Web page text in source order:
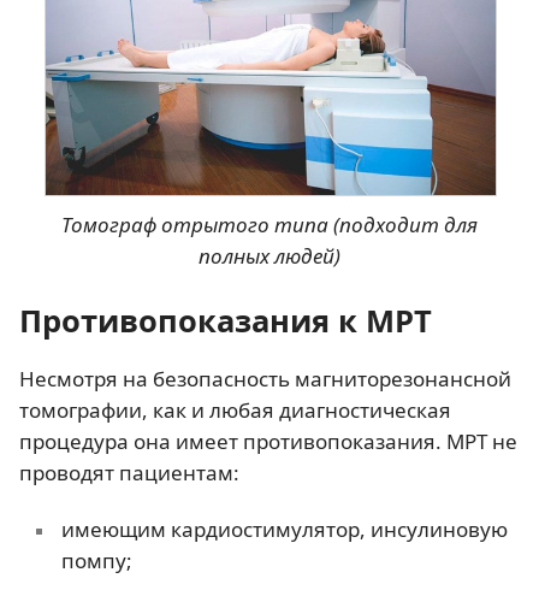
Томограф отрытого типа (подходит для
полных людей)
Противопоказания к МРТ
Несмотря на безопасность магниторезонансной
томографии, как и любая диагностическая
процедура она имеет противопоказания. МРТ не
проводят пациентам:
имеющим кардиостимулятор, инсулиновую
помпу;